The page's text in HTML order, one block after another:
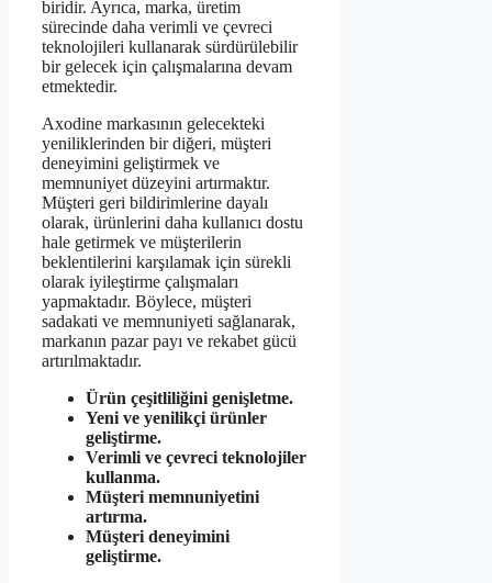
biridir. Ayrıca, marka, üretim
sürecinde daha verimli ve çevreci
teknolojileri kullanarak sürdürülebilir
bir gelecek için çalışmalarına devam
etmektedir.
Axodine markasının gelecekteki
yeniliklerinden bir diğeri, müşteri
deneyimini geliştirmek ve
memnuniyet düzeyini artırmaktır.
Müşteri geri bildirimlerine dayalı
olarak, ürünlerini daha kullanıcı dostu
hale getirmek ve müşterilerin
beklentilerini karşılamak için sürekli
olarak iyileştirme çalışmaları
yapmaktadır. Böylece, müşteri
sadakati ve memnuniyeti sağlanarak,
markanın pazar payı ve rekabet gücü
artırılmaktadır.
Ürün çeşitliliğini genişletme.
Yeni ve yenilikçi ürünler
geliştirme.
Verimli ve çevreci teknolojiler
kullanma.
Müşteri memnuniyetini
artırma.
Müşteri deneyimini
geliştirme.